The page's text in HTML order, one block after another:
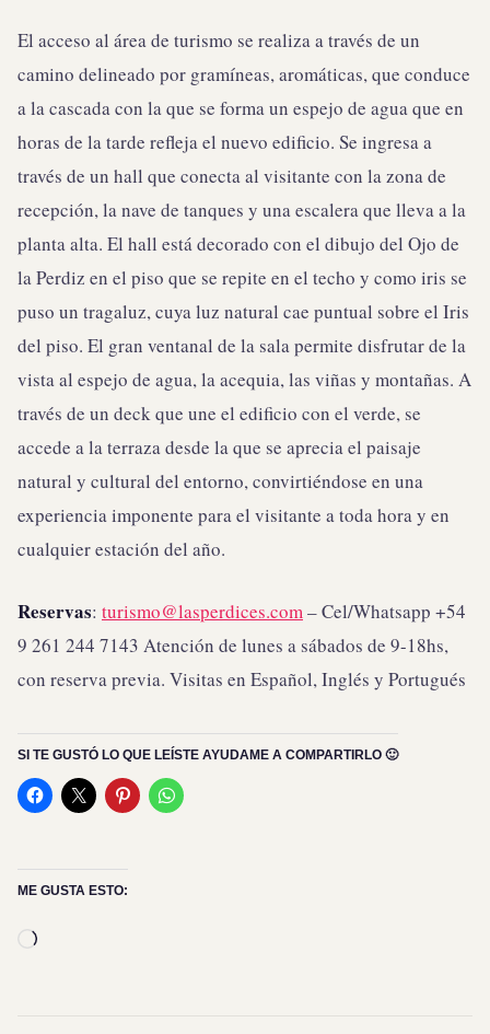
El acceso al área de turismo se realiza a través de un
camino delineado por gramíneas, aromáticas, que conduce
a la cascada con la que se forma un espejo de agua que en
horas de la tarde refleja el nuevo edificio. Se ingresa a
través de un hall que conecta al visitante con la zona de
recepción, la nave de tanques y una escalera que lleva a la
planta alta. El hall está decorado con el dibujo del Ojo de
la Perdiz en el piso que se repite en el techo y como iris se
puso un tragaluz, cuya luz natural cae puntual sobre el Iris
del piso. El gran ventanal de la sala permite disfrutar de la
vista al espejo de agua, la acequia, las viñas y montañas. A
través de un deck que une el edificio con el verde, se
accede a la terraza desde la que se aprecia el paisaje
natural y cultural del entorno, convirtiéndose en una
experiencia imponente para el visitante a toda hora y en
cualquier estación del año.
Reservas: turismo@lasperdices.com– Cel/Whatsapp +54
9 261 244 7143 Atención de lunes a sábados de 9-18hs,
con reserva previa. Visitas en Español, Inglés y Portugués
SI TE GUSTÓ LO QUE LEÍSTE AYUDAME A COMPARTIRLO 🙂
ME GUSTA ESTO:
Cargando...